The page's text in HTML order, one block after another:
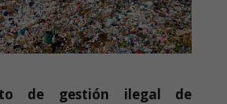
de gestión ilegal de